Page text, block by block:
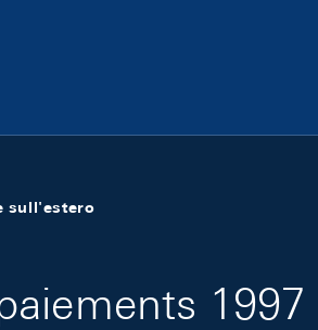
sull'estero
1997